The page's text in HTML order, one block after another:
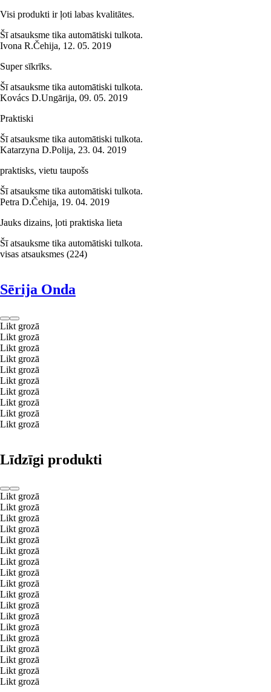
Visi produkti ir ļoti labas kvalitātes.
Šī atsauksme tika automātiski tulkota.
Ivona R.Čehija, 12. 05. 2019
Super sīkrīks.
Šī atsauksme tika automātiski tulkota.
Kovács D.Ungārija, 09. 05. 2019
Praktiski
Šī atsauksme tika automātiski tulkota.
Katarzyna D.Polija, 23. 04. 2019
praktisks, vietu taupošs
Šī atsauksme tika automātiski tulkota.
Petra D.Čehija, 19. 04. 2019
Jauks dizains, ļoti praktiska lieta
Šī atsauksme tika automātiski tulkota.
visas atsauksmes (224)
Sērija Onda
Likt grozā
Likt grozā
Likt grozā
Likt grozā
Likt grozā
Likt grozā
Likt grozā
Likt grozā
Likt grozā
Likt grozā
Līdzīgi produkti
Likt grozā
Likt grozā
Likt grozā
Likt grozā
Likt grozā
Likt grozā
Likt grozā
Likt grozā
Likt grozā
Likt grozā
Likt grozā
Likt grozā
Likt grozā
Likt grozā
Likt grozā
Likt grozā
Likt grozā
Likt grozā